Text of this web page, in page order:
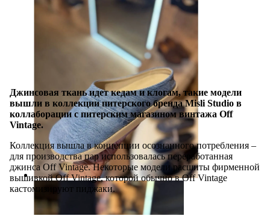
Джинсовая ткань идет кедам и клогам, такие модели
вышли в коллекции питерского бренда Misli Studio в
коллаборации с питерским магазином винтажа Off
Vintage.
Коллекция вышла в концепции осознанного потребления –
для производства пар использовалась переработанная
джинса Off Vintage. Некоторые модели расшиты фирменной
вышивкой Off Vintage, которой обычно в Off Vintage
кастомизируют пиджаки.